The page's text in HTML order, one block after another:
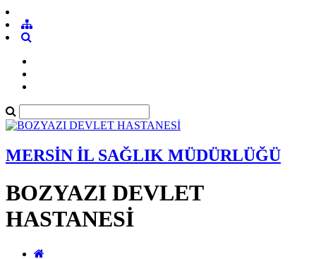
MERSİN İL SAĞLIK MÜDÜRLÜĞÜ
BOZYAZI DEVLET
HASTANESİ